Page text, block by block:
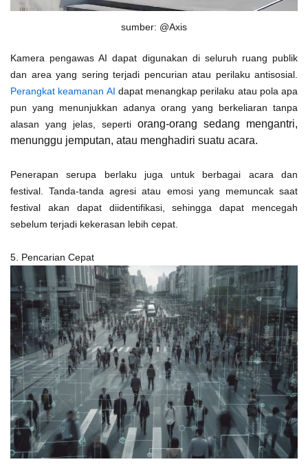
sumber: @Axis
Kamera pengawas AI dapat digunakan di seluruh ruang publik
dan area yang sering terjadi pencurian atau perilaku antisosial.
Perangkat keamanan AI dapat menangkap perilaku atau pola apa
pun yang menunjukkan adanya orang yang berkeliaran tanpa
alasan yang jelas, seperti orang-orang sedang mengantri,
menunggu jemputan, atau menghadiri suatu acara.
Penerapan serupa berlaku juga untuk berbagai acara dan
festival. Tanda-tanda agresi atau emosi yang memuncak saat
festival akan dapat diidentifikasi, sehingga dapat mencegah
sebelum terjadi kekerasan lebih cepat.
5. Pencarian Cepat